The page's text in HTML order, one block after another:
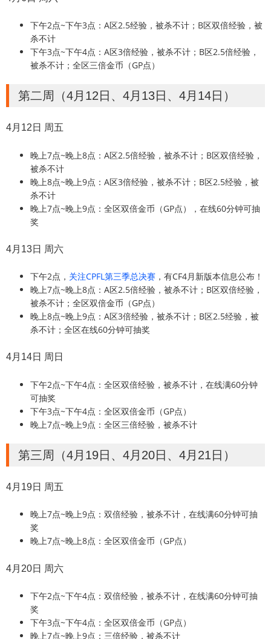
下午2点~下午3点：A区2.5经验，被杀不计；B区双倍经验，被
杀不计
下午3点~下午4点：A区3倍经验，被杀不计；B区2.5倍经验，
被杀不计；全区三倍金币（GP点）
第二周（4月12日、4月13日、4月14日）
4月12日 周五
晚上7点~晚上8点：A区2.5倍经验，被杀不计；B区双倍经验，
被杀不计
晚上8点~晚上9点：A区3倍经验，被杀不计；B区2.5经验，被
杀不计
晚上7点~晚上9点：全区双倍金币（GP点），在线60分钟可抽
奖
4月13日 周六
下午2点， 关注CPFL第三季总决赛 ，有CF4月新版本信息公布！
晚上7点~晚上8点：A区2.5倍经验，被杀不计；B区双倍经验，
被杀不计；全区双倍金币（GP点）
晚上8点~晚上9点：A区3倍经验，被杀不计；B区2.5经验，被
杀不计；全区在线60分钟可抽奖
4月14日 周日
下午2点~下午4点：全区双倍经验，被杀不计，在线满60分钟
可抽奖
下午3点~下午4点：全区双倍金币（GP点）
晚上7点~晚上9点：全区三倍经验，被杀不计
第三周（4月19日、4月20日、4月21日）
4月19日 周五
晚上7点~晚上9点：双倍经验，被杀不计，在线满60分钟可抽
奖
晚上7点~晚上8点：全区双倍金币（GP点）
4月20日 周六
下午2点~下午4点：双倍经验，被杀不计，在线满60分钟可抽
奖
下午3点~下午4点：全区双倍金币（GP点）
晚上7点~晚上9点：三倍经验，被杀不计